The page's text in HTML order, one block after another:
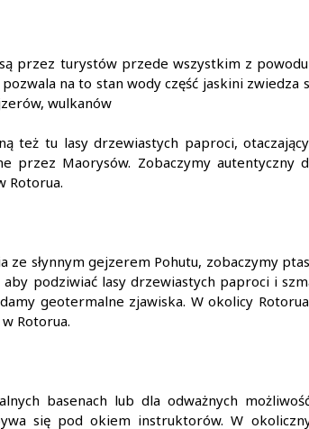
przez turystów przede wszystkim z powodu
na to stan wody część jaskini zwiedza
wulkanów
też tu lasy drzewiastych paproci,
przez Maorysów. Zobaczymy autentyczny
Rotorua.
słynnym gejzerem Pohutu, zobaczymy
podziwiać lasy drzewiastych paproci i
geotermalne zjawiska. W okolicy
Rotorua.
basenach lub dla odważnych
się pod okiem instruktorów. W